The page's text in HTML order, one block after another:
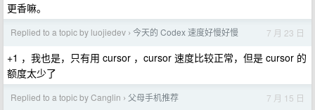
更香嘛。
Replied to a topic by luojiedev › 今天的 Codex 速度好慢好慢 7 月 23 日
+1 ，我也是，只有用 cursor ，cursor 速度比较正常，但是 cursor 的
额度太少了
Replied to a topic by Canglin › 父母手机推荐 7 月 15 日